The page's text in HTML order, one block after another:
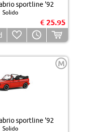
sportline '92
Solido
€ 25.95
M
sportline '92
Solido